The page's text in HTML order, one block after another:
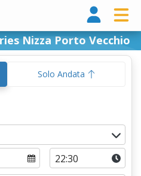
Nizza Porto Vecchio
Solo Andata